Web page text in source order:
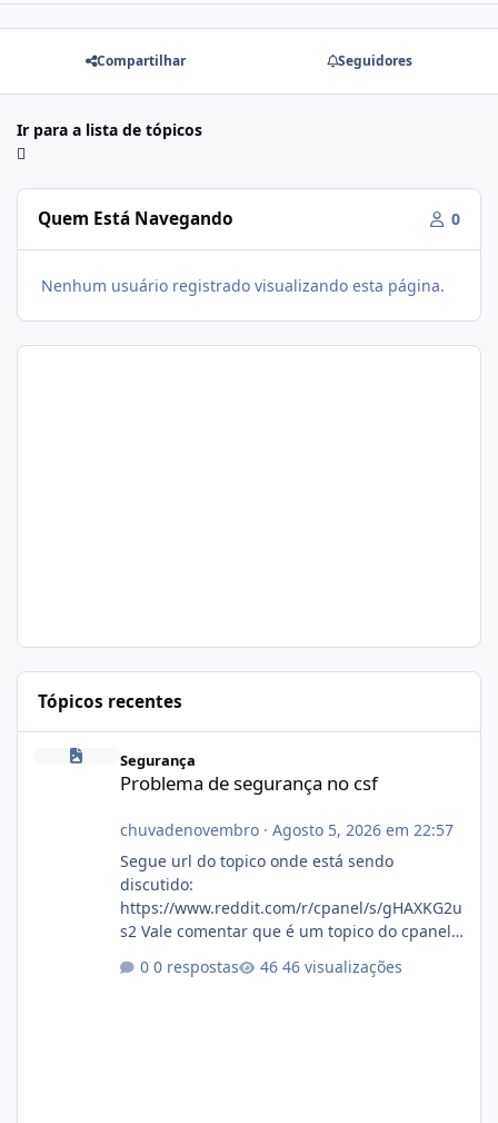
Compartilhar Seguidores
Ir para a lista de tópicos
Quem Está Navegando 0
Nenhum usuário registrado visualizando esta página.
Tópicos recentes
Problema de segurança no csf
Segurança
Problema de segurança no csf
chuvadenovembro· Agosto 5, 2026 em 22:57
Segue url do topico onde está sendo
discutido:
https://www.reddit.com/r/cpanel/s/gHAXKG2u
s2 Vale comentar que é um topico do cpanel...
0 respostas 46 visualizações